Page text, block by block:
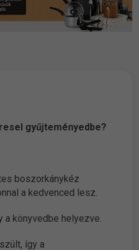
gyűjteményedbe?
boszorkánykéz
a kedvenced lesz.
a könyvedbe helyezve.
így a